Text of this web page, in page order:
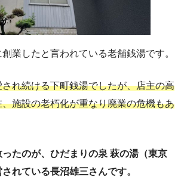
気
報
薬湯”
業したと言われている老舗銭湯です。
れ続ける下町銭湯でしたが、店主の高
施設の老朽化が重なり廃業の危機もあ
たのが、ひだまりの泉 萩の湯（東京
れている長沼雄三さんです。